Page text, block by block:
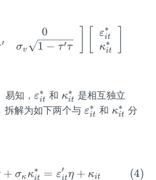
^
2
{i
lo
n_
^*,
v_
t]'
′
0
σv 1 − τ′τ
εit
∗
κit
∗
易知，\v
ar
_
εit
∗ 和 \k
a
t}
κit
∗
是相互独立
拆解为如下两个与 \v
εit
∗ 和 \k
κit
∗
分
\begin{equation} v_{it}
+ σκ κit
∗ = εit
′ η + κit